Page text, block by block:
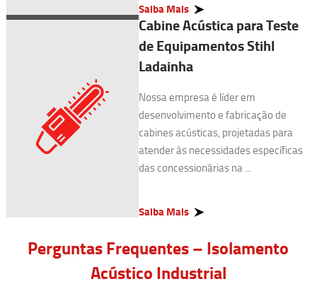
Saiba Mais
Cabine Acústica para Teste
de Equipamentos Stihl
Ladainha
Nossa empresa é líder em
desenvolvimento e fabricação de
cabines acústicas, projetadas para
atender às necessidades específicas
das concessionárias na ...
Saiba Mais
Perguntas Frequentes – Isolamento
Acústico Industrial